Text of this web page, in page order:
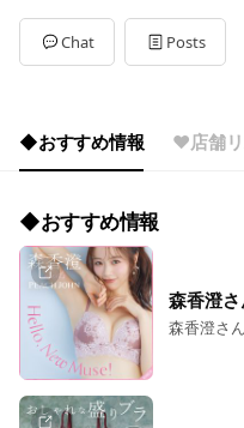
Chat Posts
◆おすすめ情報 ❤店舗リ
◆おすすめ情報
森香澄
森香澄さ